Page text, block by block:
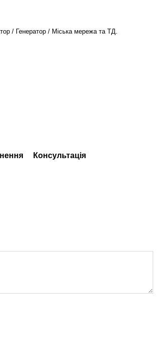
/ Генератор / Міська мережа та ТД.
Консультація